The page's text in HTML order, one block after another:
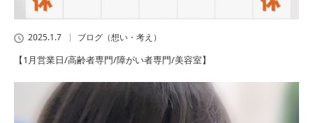
2025.1.7 ブログ（想い・考え）
【1月営業日/高齢者専門/障がい者専門/美容室】